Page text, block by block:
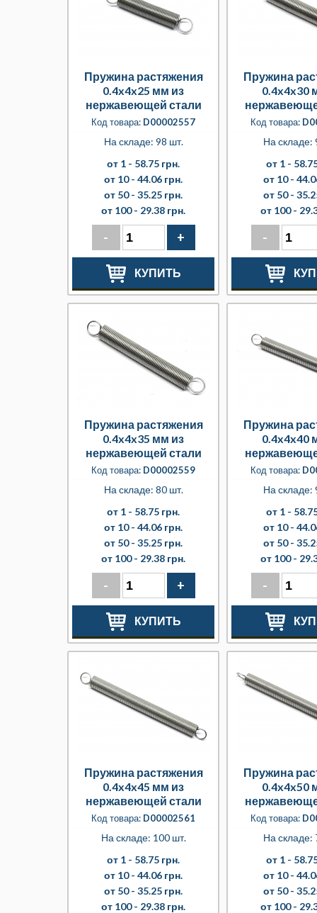
Пружина растяжения
0.4x4x25 мм из
нержавеющей стали
Код товара: D00002557
На складе: 98 шт.
от 1 - 58.75 грн.
от 10 - 44.06 грн.
от 50 - 35.25 грн.
от 100 - 29.38 грн.
- +
КУПИТЬ
Пружина
0.4x4x30
Код товара:
На складе:
от 1 -
от 10 -
от 50 -
от 100 -
-
Пружина растяжения
0.4x4x35 мм из
нержавеющей стали
Код товара: D00002559
На складе: 80 шт.
от 1 - 58.75 грн.
от 10 - 44.06 грн.
от 50 - 35.25 грн.
от 100 - 29.38 грн.
- +
КУПИТЬ
Пружина
0.4x4x40
Код товара:
На складе:
от 1 -
от 10 -
от 50 -
от 100 -
-
Пружина растяжения
0.4x4x45 мм из
нержавеющей стали
Код товара: D00002561
На складе: 100 шт.
от 1 - 58.75 грн.
от 10 - 44.06 грн.
от 50 - 35.25 грн.
от 100 - 29.38 грн.
Пружина
0.4x4x50
Код товара:
На складе:
от 1 -
от 10 -
от 50 -
от 100 -